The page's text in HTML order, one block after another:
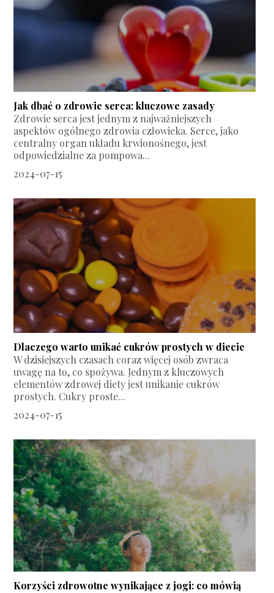
Jak dbać o zdrowie serca: kluczowe zasady
Zdrowie serca jest jednym z najważniejszych
aspektów ogólnego zdrowia człowieka. Serce, jako
centralny organ układu krwionośnego, jest
odpowiedzialne za pompowa...
2024-07-15
Dlaczego warto unikać cukrów prostych w diecie
W dzisiejszych czasach coraz więcej osób zwraca
uwagę na to, co spożywa. Jednym z kluczowych
elementów zdrowej diety jest unikanie cukrów
prostych. Cukry proste...
2024-07-15
Korzyści zdrowotne wynikające z jogi: co mówią